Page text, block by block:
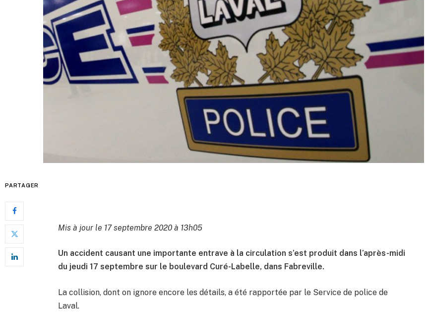
PARTAGER
Mis à jour le 17 septembre 2020 à 13h05
Un accident causant une importante entrave à la circulation s’est produit dans l’après-midi
du jeudi 17 septembre sur le boulevard Curé-Labelle, dans Fabreville.
La collision, dont on ignore encore les détails, a été rapportée par le Service de police de
Laval.